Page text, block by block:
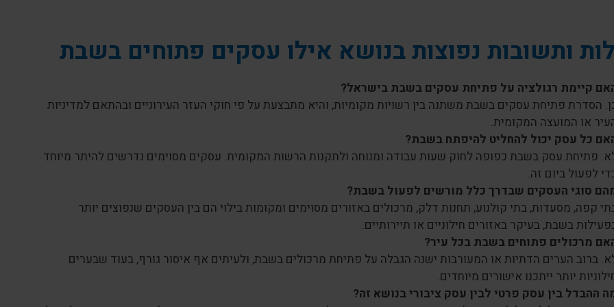
ותשובות נפוצות בנושא אילו עסקים פתוחים בשבת
קיימת רגולציה על פתיחת עסקים בשבת בישראל?
הסדרת פתיחת עסקים בשבת משתנה בין רשויות מקומיות, והיא מתבצעת על פי חוקי העזר העירוניים ובהתאם למדיניות
או המועצה המקומית.
כל עסק יכול להחליט להיפתח בשבת?
פתיחת עסק בשבת כפופה לחוק שעות עבודה ומנוחה ולתקנות הרשות המקומית. עסקים מסוימים נדרשים להיתר מיוחד
לפעול ביום זה.
סוגי העסקים שבדרך כלל מורשים לפעול בשבת?
קפה, מסעדות, בתי קולנוע, תחנות דלק, מרכולים באזורים מסוימים ומקומות בילוי הם בין העסקים שנפוצים יותר
בשבת, בעיקר באזורים חילוניים או תיירותיים.
מרכולים פתוחים בשבת בכל עיר?
ברוב הערים הדתיות או המעורבות ישנה הגבלה על פתיחת מרכולים בשבת, ולעיתים אף איסור גורף, בעוד שבערים
יותר ייתכנו אישורים מיוחדים.
ההבדל בין עסק פרטי לבין עסק ציבורי בנושא זה?